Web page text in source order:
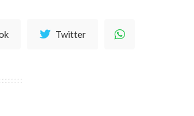
Twitter